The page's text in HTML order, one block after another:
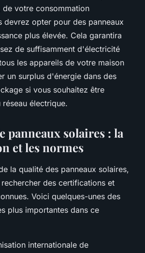
votre consommation
devrez opter pour des panneaux
plus élevée. Cela garantira
de suffisamment d'électricité
les appareils de votre maison
un surplus d'énergie dans des
si vous souhaitez être
électrique.
panneaux solaires : la
et les normes
la qualité des panneaux solaires,
des certifications et
Voici quelques-unes des
plus importantes dans ce
internationale de